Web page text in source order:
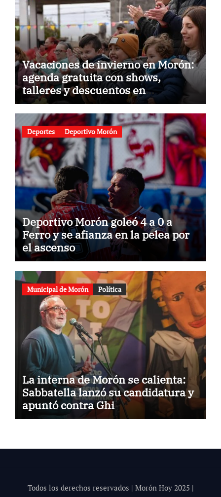
Vacaciones de invierno en Morón:
agenda gratuita con shows,
talleres y descuentos en
gastronomía
Deportes Deportivo Morón
Deportivo Morón goleó 4 a 0 a
Ferro y se afianza en la pelea por
el ascenso
Municipal de Morón Política
La interna de Morón se calienta:
Sabbatella lanzó su candidatura y
apuntó contra Ghi
Todos los derechos reservados | Morón Hoy 2025 |